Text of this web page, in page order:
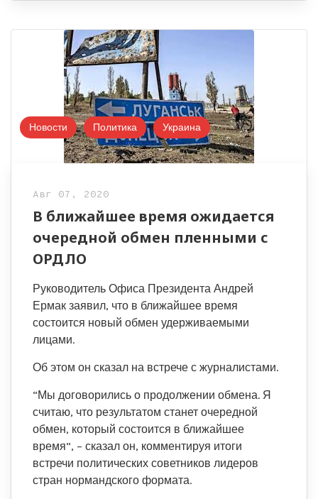
Новости Политика Украина
Авг 07, 2020
В ближайшее время ожидается
очередной обмен пленными с
ОРДЛО
Руководитель Офиса Президента Андрей
Ермак заявил, что в ближайшее время
состоится новый обмен удерживаемыми
лицами.
Об этом он сказал на встрече с журналистами.
“Мы договорились о продолжении обмена. Я
считаю, что результатом станет очередной
обмен, который состоится в ближайшее
время”, – сказал он, комментируя итоги
встречи политических советников лидеров
стран нормандского формата.